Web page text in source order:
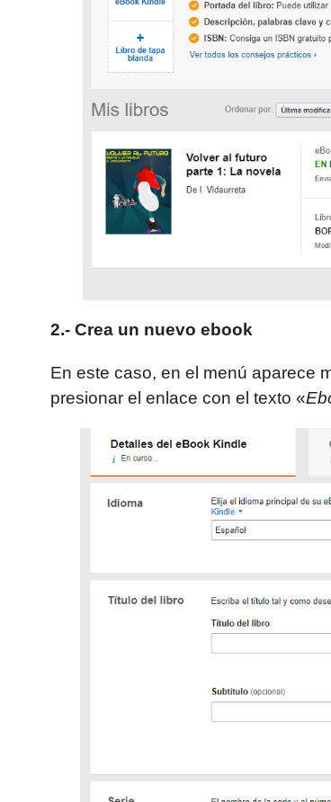
2.- Crea un nuevo ebook
En este caso, en el menú aparece
presionar el enlace con el texto «